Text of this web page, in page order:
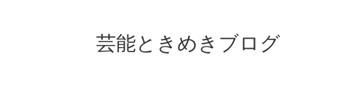
芸能ときめきブログ